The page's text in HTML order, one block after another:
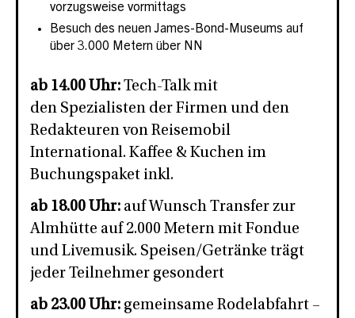
vorzugsweise vormittags
Besuch des neuen James-Bond-Museums auf
über 3.000 Metern über NN
ab 14.00 Uhr: Tech-Talk mit
den Spezialisten der Firmen und den
Redakteuren von Reisemobil
International. Kaffee & Kuchen im
Buchungspaket inkl.
ab 18.00 Uhr: auf Wunsch Transfer zur
Almhütte auf 2.000 Metern mit Fondue
und Livemusik. Speisen/Getränke trägt
jeder Teilnehmer gesondert
ab 23.00 Uhr: gemeinsame Rodelabfahrt –